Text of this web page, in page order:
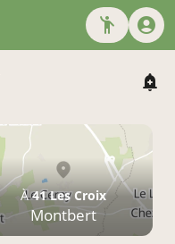
À41 Les Croix
Montbert